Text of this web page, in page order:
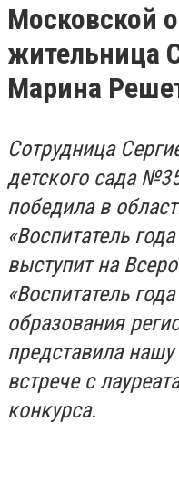
Московской
жительница
Марина
Сотрудница
детского сада
победила в
«Воспитатель
выступит на
«Воспитатель
образования
представила
встрече с
конкурса.